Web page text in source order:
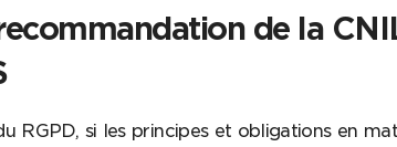
de la
RGPD, si les principes et obligations en